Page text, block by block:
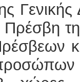
Γενικής
Πρέσβη